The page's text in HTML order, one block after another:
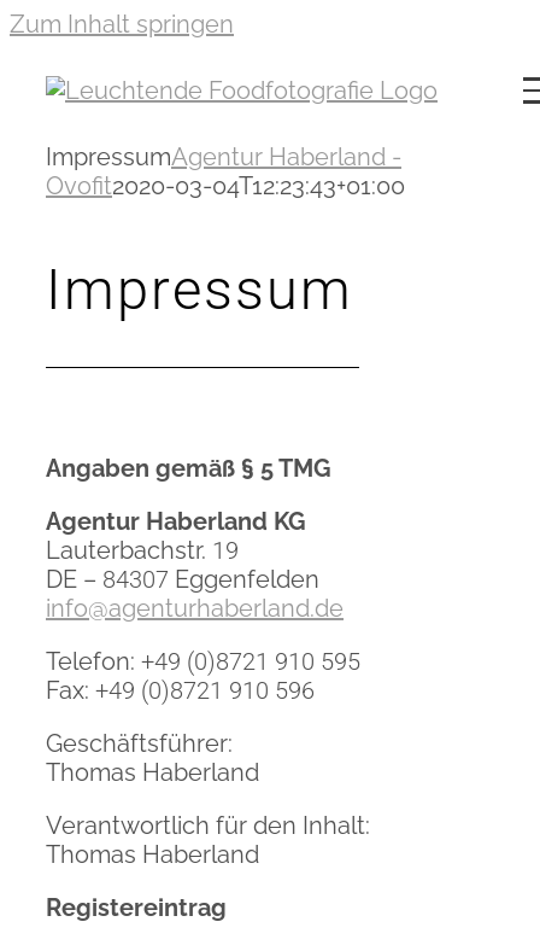
Zum Inhalt springen
ImpressumAgentur Haberland -
Ovofit2020-03-04T12:23:43+01:00
Impressum
Angaben gemäß § 5 TMG
Agentur Haberland KG
Lauterbachstr. 19
DE – 84307 Eggenfelden
info@agenturhaberland.de
Telefon: +49 (0)8721 910 595
Fax: +49 (0)8721 910 596
Geschäftsführer:
Thomas Haberland
Verantwortlich für den Inhalt:
Thomas Haberland
Registereintrag